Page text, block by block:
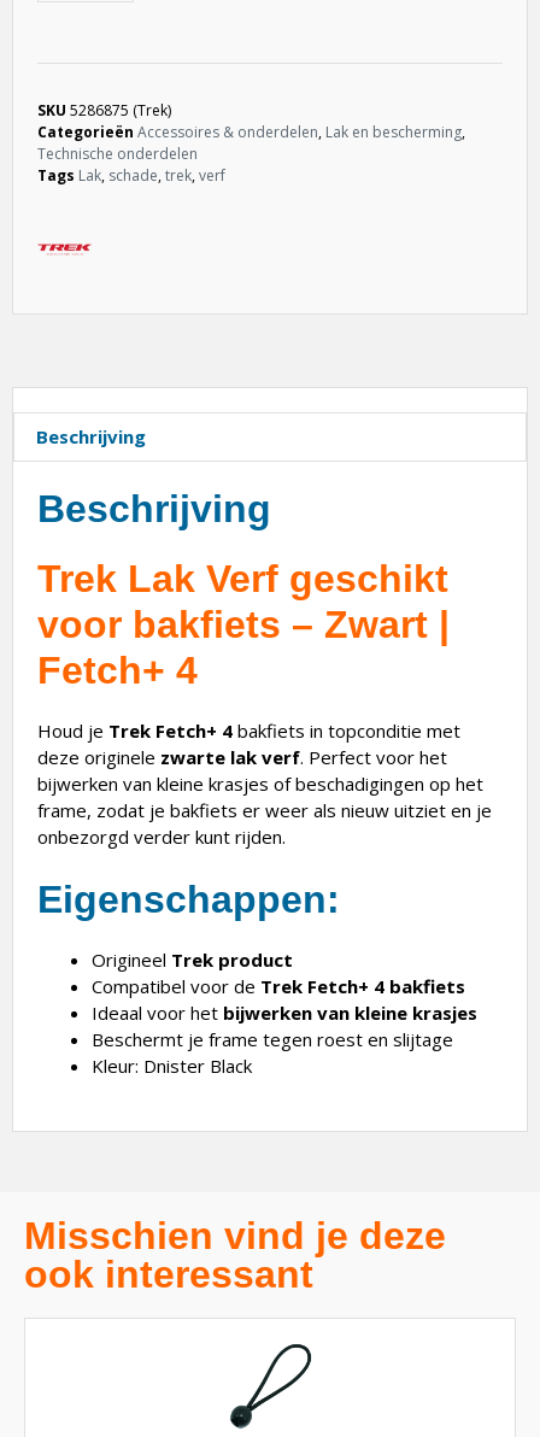
SKU 5286875 (Trek)
Categorieën Accessoires & onderdelen, Lak en bescherming,
Technische onderdelen
Tags Lak, schade,trek,verf
Beschrijving
Beschrijving
Trek Lak Verf geschikt
voor bakfiets – Zwart |
Fetch+ 4
Houd je Trek Fetch+ 4 bakfiets in topconditie met
deze originele zwarte lak verf. Perfect voor het
bijwerken van kleine krasjes of beschadigingen op het
frame, zodat je bakfiets er weer als nieuw uitziet en je
onbezorgd verder kunt rijden.
Eigenschappen:
Origineel Trek product
Compatibel voor de Trek Fetch+ 4 bakfiets
Ideaal voor het bijwerken van kleine krasjes
Beschermt je frame tegen roest en slijtage
Kleur: Dnister Black
Misschien vind je deze
ook interessant